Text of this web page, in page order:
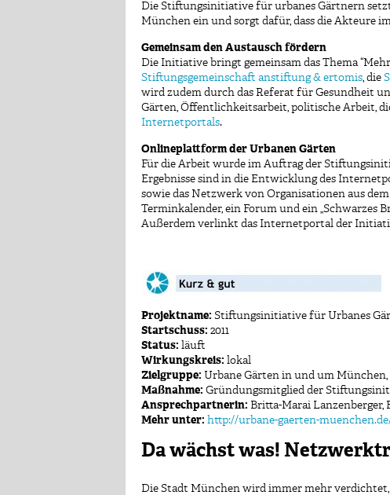
Die Stiftungsinitiative für urbanes Gärtnern
München ein und sorgt dafür, dass die Akteure
Gemeinsam den Austausch fördern
Die Initiative bringt gemeinsam das Thema
Stiftungsgemeinschaft anstiftung & ertomis, die
wird zudem durch das Referat für Gesundheit
Gärten, Öffentlichkeitsarbeit, politische Arbeit,
Internetportals.
Onlineplattform der Urbanen Gärten
Für die Arbeit wurde im Auftrag der
Ergebnisse sind in die Entwicklung des
sowie das Netzwerk von Organisationen aus
Terminkalender, ein Forum und ein „Schwarzes
Außerdem verlinkt das Internetportal der
Projektname: Stiftungsinitiative für Urbanes
Startschuss: 2011
Status: läuft
Wirkungskreis: lokal
Zielgruppe: Urbane Gärten in und um
Maßnahme: Gründungsmitglied der
Ansprechpartnerin: Britta-Marai
Mehr unter: http://urbane-gaerten-
Da wächst was!
Die Stadt München wird immer mehr